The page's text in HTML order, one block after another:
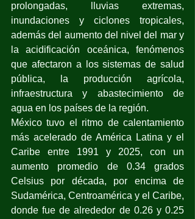
prolongadas, lluvias extremas,
inundaciones y ciclones tropicales,
además del aumento del nivel del mar y
la acidificación oceánica, fenómenos
que afectaron a los sistemas de salud
pública, la producción agrícola,
infraestructura y abastecimiento de
agua en los países de la región.
México tuvo el ritmo de calentamiento
más acelerado de América Latina y el
Caribe entre 1991 y 2025, con un
aumento promedio de 0.34 grados
Celsius por década, por encima de
Sudamérica, Centroamérica y el Caribe,
donde fue de alrededor de 0.26 y 0.25